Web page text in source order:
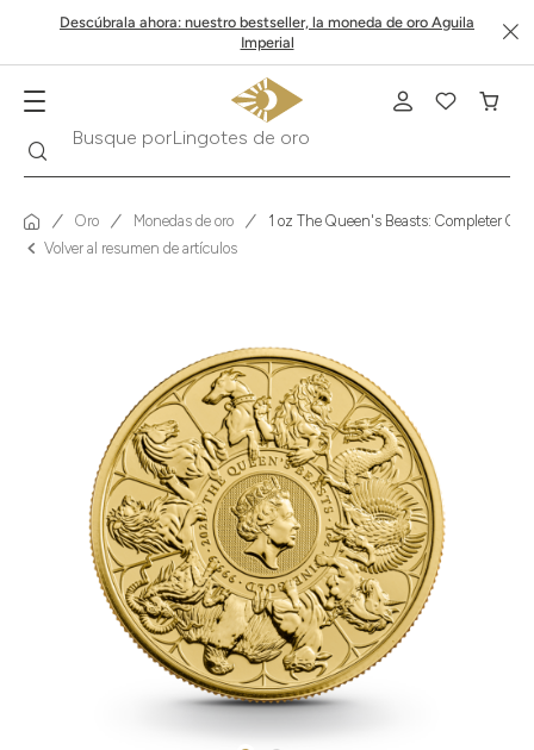
Descúbrala ahora: nuestro bestseller, la moneda de oro Aguila
Imperial
Busque por
Krugerrand
Oro Monedas de oro
1 oz The Queen's Beasts: Completer
Volver al resumen de artículos